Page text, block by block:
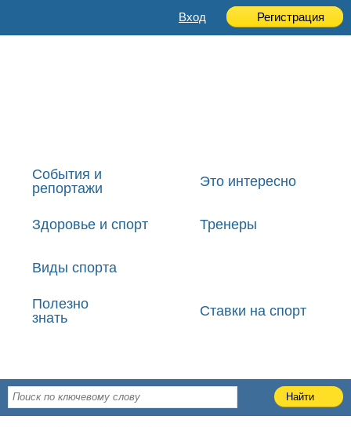
Вход Регистрация
События и
репортажи
Это интересно
Здоровье и спорт Тренеры
Виды спорта
Полезно
знать
Ставки на спорт